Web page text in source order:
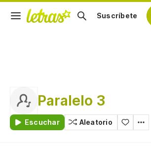
Suscríbete
Paralelo 3
Escuchar Aleatorio